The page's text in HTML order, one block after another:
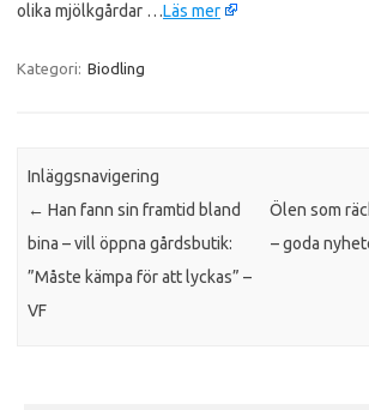
olika mjölkgårdar …Läs mer
Kategori: Biodling
Inläggsnavigering
← Han fann sin framtid bland
bina – vill öppna gårdsbutik:
”Måste kämpa för att lyckas” –
VF
Ölen som
– goda